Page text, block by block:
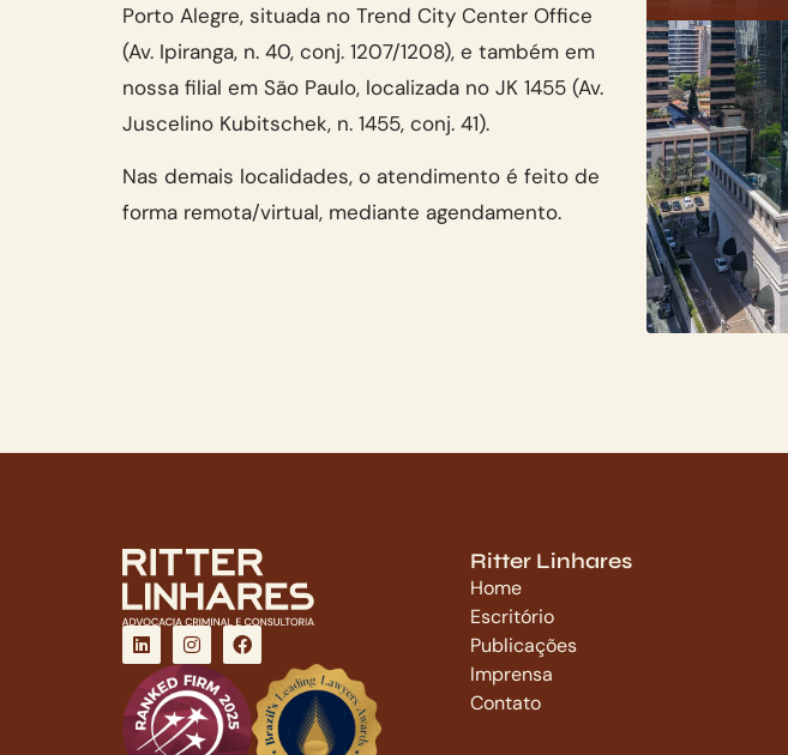
Porto Alegre, situada no Trend City Center Office
(Av. Ipiranga, n. 40, conj. 1207/1208), e também em
nossa filial em São Paulo, localizada no JK 1455 (Av.
Juscelino Kubitschek, n. 1455, conj. 41).
Nas demais localidades, o atendimento é feito de
forma remota/virtual, mediante agendamento.
Ritter Linhares
Home
Escritório
Publicações
Imprensa
Contato